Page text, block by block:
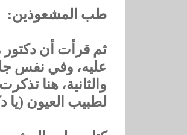
‏طب المشعوذين:
‏ثم قرأت أن
عليه، ‏وفي نفس
والثانية، ‏هنا
لطبيب العيون (يا